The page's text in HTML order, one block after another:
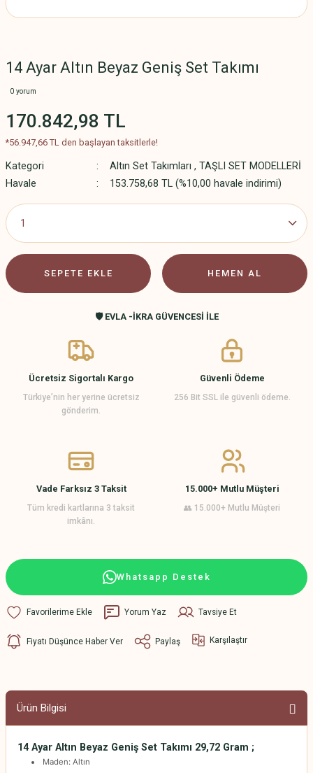
14 Ayar Altın Beyaz Geniş Set Takımı
0 yorum
170.842,98 TL
*56.947,66 TL den başlayan taksitlerle!
Kategori Altın Set Takımları , TAŞLI SET MODELLERİ
Havale
153.758,68 TL (%10,00 havale indirimi)
SEPETE EKLE HEMEN AL
🛡️ EVLA -İKRA GÜVENCESİ İLE
Ücretsiz Sigortalı Kargo
Türkiye’nin her yerine ücretsiz
gönderim.
Güvenli Ödeme
256 Bit SSL ile güvenli ödeme.
Vade Farksız 3 Taksit
Tüm kredi kartlarına 3 taksit
imkânı.
15.000+ Mutlu Müşteri
👥 15.000+ Mutlu Müşteri
Whatsapp Destek
Yorum Yaz Tavsiye Et
Fiyatı Düşünce Haber Ver Paylaş Karşılaştır
Ürün Bilgisi
14 Ayar Altın Beyaz Geniş Set Takımı 29,72 Gram ;
Maden: Altın